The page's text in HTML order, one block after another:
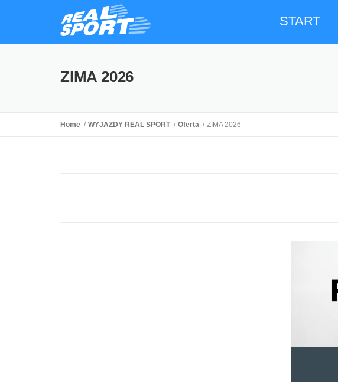
START
ZIMA 2026
Home WYJAZDY REAL SPORT Oferta ZIMA 2026